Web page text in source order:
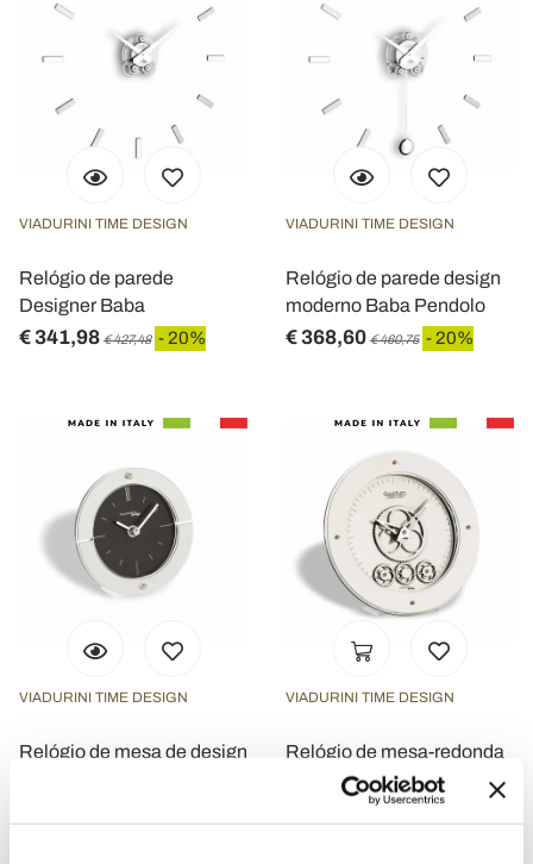
VIADURINI TIME DESIGN
Relógio de parede
Designer Baba
€ 341,98 € 427,48 - 20%
VIADURINI TIME DESIGN
Relógio de parede design
moderno Baba Pendolo
€ 368,60 € 460,75 - 20%
VIADURINI TIME DESIGN
Relógio de mesa de design
VIADURINI TIME DESIGN
Relógio de mesa-redonda
moderno Atlantico